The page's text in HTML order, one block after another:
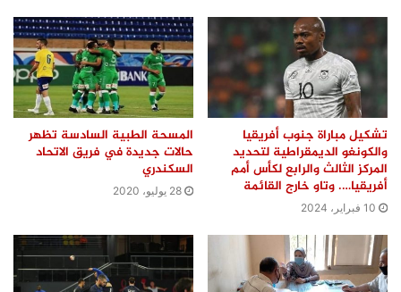
تشكيل مباراة جنوب أفريقيا
والكونغو الديمقراطية لتحديد
المركز الثالث والرابع لكأس أمم
أفريقيا…. وتاو خارج القائمة
10 فبراير، 2024
المسحة الطبية السادسة تظهر
حالات جديدة في فريق الاتحاد
السكندري
28 يوليو، 2020